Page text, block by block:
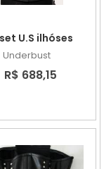
U.S ilhóses
Underbust
R$ 688,15